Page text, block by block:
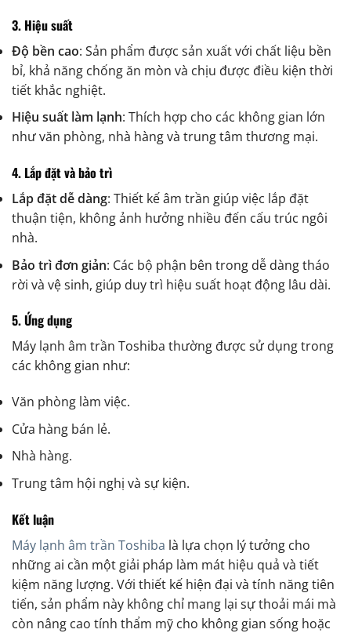
3. Hiệu suất
Độ bền cao: Sản phẩm được sản xuất với chất liệu bền
bỉ, khả năng chống ăn mòn và chịu được điều kiện thời
tiết khắc nghiệt.
Hiệu suất làm lạnh: Thích hợp cho các không gian lớn
như văn phòng, nhà hàng và trung tâm thương mại.
4. Lắp đặt và bảo trì
Lắp đặt dễ dàng: Thiết kế âm trần giúp việc lắp đặt
thuận tiện, không ảnh hưởng nhiều đến cấu trúc ngôi
nhà.
Bảo trì đơn giản: Các bộ phận bên trong dễ dàng tháo
rời và vệ sinh, giúp duy trì hiệu suất hoạt động lâu dài.
5. Ứng dụng
Máy lạnh âm trần Toshiba thường được sử dụng trong
các không gian như:
Văn phòng làm việc.
Cửa hàng bán lẻ.
Nhà hàng.
Trung tâm hội nghị và sự kiện.
Kết luận
Máy lạnh âm trần Toshiba là lựa chọn lý tưởng cho
những ai cần một giải pháp làm mát hiệu quả và tiết
kiệm năng lượng. Với thiết kế hiện đại và tính năng tiên
tiến, sản phẩm này không chỉ mang lại sự thoải mái mà
còn nâng cao tính thẩm mỹ cho không gian sống hoặc